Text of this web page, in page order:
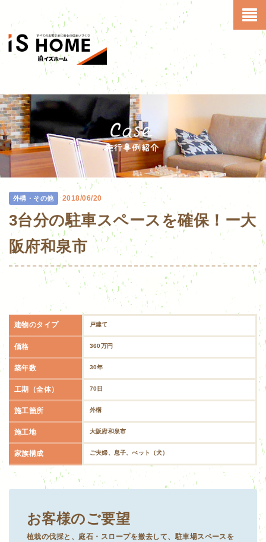
外構・その他 2018/06/20
3台分の駐車スペースを確保！ー大
阪府和泉市
建物のタイプ 戸建て
価格 360万円
築年数 30年
工期（全体） 70日
施工箇所 外構
施工地 大阪府和泉市
家族構成 ご夫婦、息子、ぺット（犬）
お客様のご要望
植栽の伐採と、庭石・スロープを撤去して、駐車場スペースを